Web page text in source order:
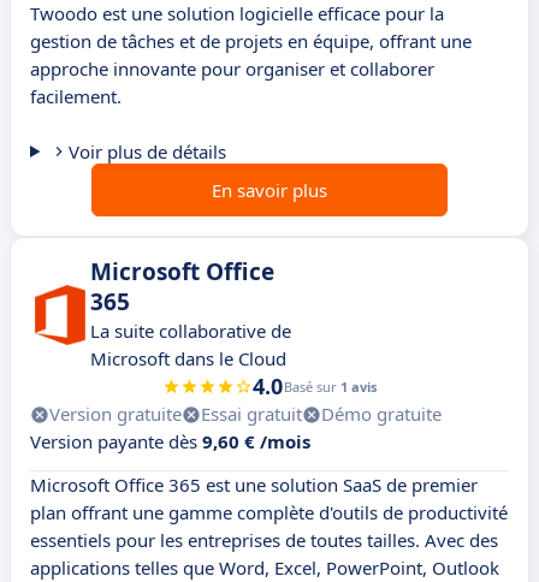
Twoodo est une solution logicielle efficace pour la
gestion de tâches et de projets en équipe, offrant une
approche innovante pour organiser et collaborer
facilement.
Voir plus de détails
En savoir plus
Microsoft Office
365
La suite collaborative de
Microsoft dans le Cloud
4.0Basé sur 1 avis
Version gratuite Essai gratuit
Démo gratuite
Version payante dès 9,60 € /mois
Microsoft Office 365 est une solution SaaS de premier
plan offrant une gamme complète d'outils de productivité
essentiels pour les entreprises de toutes tailles. Avec des
applications telles que Word, Excel, PowerPoint, Outlook